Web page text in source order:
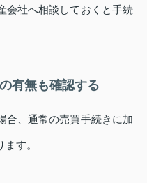
会社へ相談しておくと手続
有無も確認する
合、通常の売買手続きに加
す。